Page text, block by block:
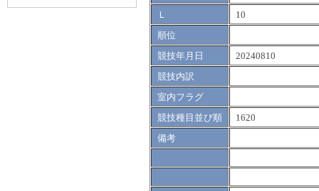
Ｌ
10
順位
競技年月日
20240810
競技内訳
室内フラグ
競技種目並び順
1620
備考